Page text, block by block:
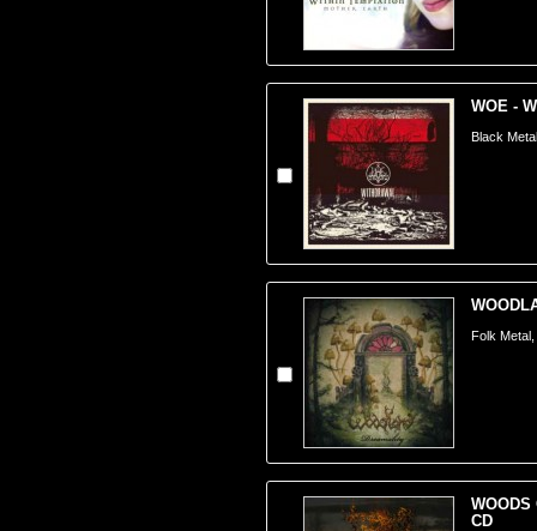
WOE -
Black
Folk Metal,
WOODS
CD